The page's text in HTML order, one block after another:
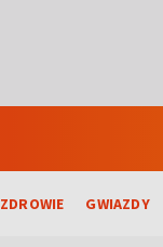
ZDROWIE GWIAZDY